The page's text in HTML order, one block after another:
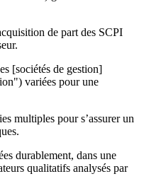
de part des SCPI
[sociétés de gestion]
variées pour une
multiples pour s’assurer un
durablement, dans une
qualitatifs analysés par